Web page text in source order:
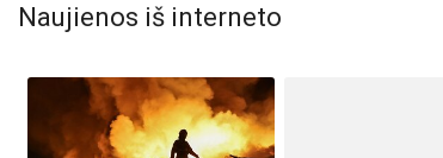
Naujienos iš interneto